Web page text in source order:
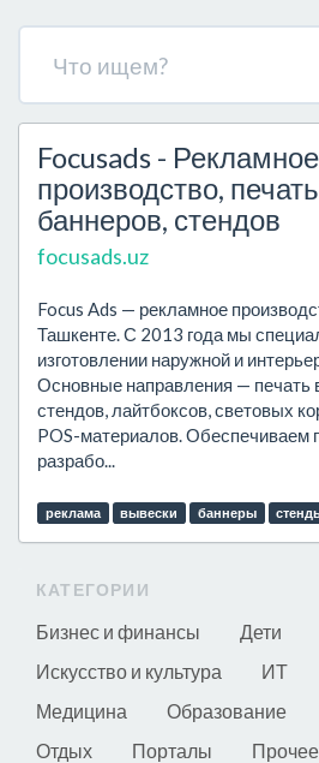
Focusads - Рекламное
производство,
баннеров, стендов
focusads.uz
Focus Ads — рекламное
Ташкенте. С 2013 года мы
изготовлении наружной и
Основные направления — печать
стендов, лайтбоксов, световых
POS-материалов. Обеспечиваем
разрабо...
реклама вывески баннеры
КАТЕГОРИИ
Бизнес и финансы Дети
Искусство и культура
ИТ
Медицина
Образование
Отдых
Порталы Прочее